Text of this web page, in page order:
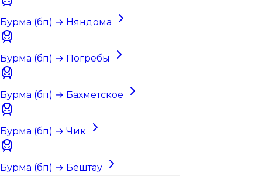
Бурма (бп) → Няндома
Бурма (бп) → Погребы
Бурма (бп) → Бахметское
Бурма (бп) → Чик
Бурма (бп) → Бештау